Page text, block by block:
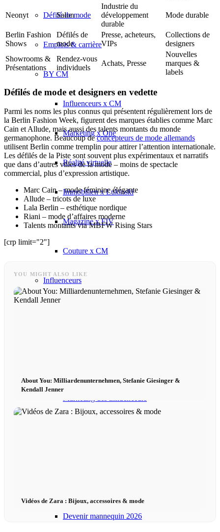
Défilé de mode
Emplois & carrière
BY CM
Influenceurs x CM
Marketing x One
Réalité virtuelle
Immobilien x Lukinski
Magazine x FIV
Couture x CM
Influenceurs
Devenir mannequin 2026
Neonyt Salon
Industrie du
développement
durable
Mode durable
Berlin Fashion
Shows
Défilés de
mode
Presse, acheteurs,
VIPs
Collections de
designers
Showrooms &
Présentations
Rendez-vous
individuels
Achats, Presse
Nouvelles
marques &
labels
Défilés de mode et designers en vedette
Parmi les noms les plus connus qui présentent régulièrement lors de
la Berlin Fashion Week, figurent des marques établies comme Marc
Cain et Allude, mais aussi des talents montants du monde
germanophone. Beaucoup deconcepteurs de mode allemands
utilisent Berlin comme tremplin pour attirer l’attention internationale.
Les défilés de la Piste sont souvent plus expérimentaux et narratifs
que dans d’autres villes de la mode – moins de spectacle
commercial, plus d’expression artistique.
Marc Cain – mode féminine élégante
Allude – tricots de luxe
Lala Berlin – esthétique nordique
Riani – mode d’affaires moderne
Talents montants via MBFW Rising Stars
[crp limit="2"]
YOU MIGHT ALSO LIKE
About You: Milliardenunternehmen, Stefanie Giesinger &
Kendall Jenner
Vidéos de Zara : Bijoux, accessoires & mode